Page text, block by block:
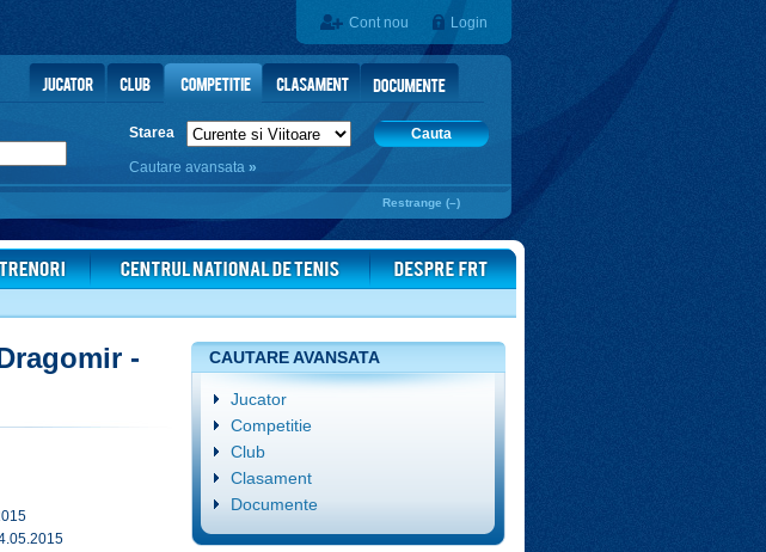
Cont nou Login
Starea
Cauta
Cautare avansata »
Restrange (–)
-
CAUTARE AVANSATA
Jucator
Competitie
Club
Clasament
Documente